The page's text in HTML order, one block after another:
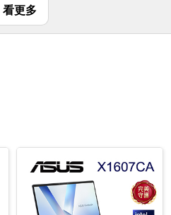
看更多